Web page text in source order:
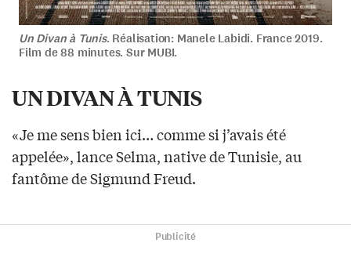
Un Divan à Tunis. Réalisation: Manele Labidi. France 2019.
Film de 88 minutes. Sur MUBI.
UN DIVAN À TUNIS
«Je me sens bien ici… comme si j’avais été
appelée», lance Selma, native de Tunisie, au
fantôme de Sigmund Freud.
Publicité